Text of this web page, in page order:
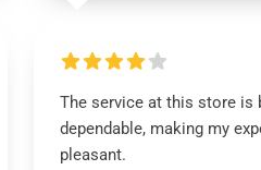
The service at this store is
dependable, making my
pleasant.